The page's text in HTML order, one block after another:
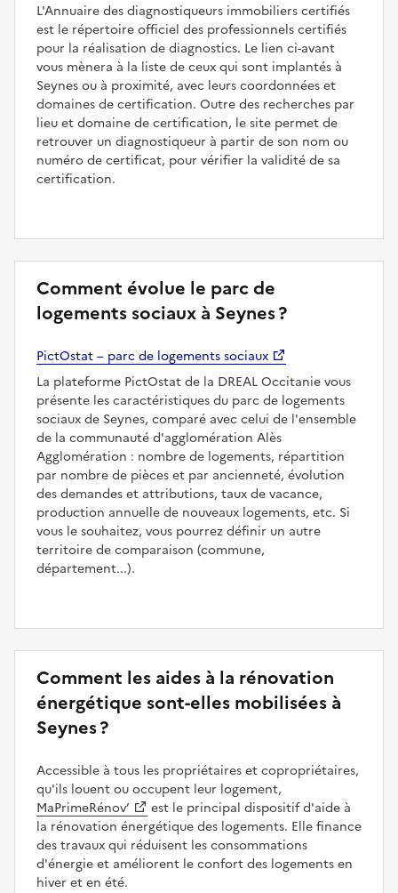
L'Annuaire des diagnostiqueurs immobiliers certifiés
est le répertoire officiel des professionnels certifiés
pour la réalisation de diagnostics. Le lien ci-avant
vous mènera à la liste de ceux qui sont implantés à
Seynes ou à proximité, avec leurs coordonnées et
domaines de certification. Outre des recherches par
lieu et domaine de certification, le site permet de
retrouver un diagnostiqueur à partir de son nom ou
numéro de certificat, pour vérifier la validité de sa
certification.
Comment évolue le parc de
logements sociaux à Seynes ?
PictOstat – parc de logements sociaux
La plateforme PictOstat de la DREAL Occitanie vous
présente les caractéristiques du parc de logements
sociaux de Seynes, comparé avec celui de l'ensemble
de la communauté d'agglomération Alès
Agglomération : nombre de logements, répartition
par nombre de pièces et par ancienneté, évolution
des demandes et attributions, taux de vacance,
production annuelle de nouveaux logements, etc. Si
vous le souhaitez, vous pourrez définir un autre
territoire de comparaison (commune,
département...).
Comment les aides à la rénovation
énergétique sont-elles mobilisées à
Seynes ?
Accessible à tous les propriétaires et copropriétaires,
qu'ils louent ou occupent leur logement,
MaPrimeRénov’
est le principal dispositif d'aide à
la rénovation énergétique des logements. Elle finance
des travaux qui réduisent les consommations
d'énergie et améliorent le confort des logements en
hiver et en été.